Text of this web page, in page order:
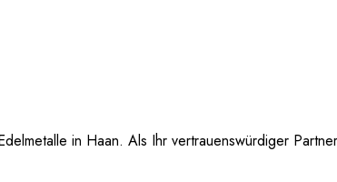
in Haan. Als Ihr vertrauenswürdiger